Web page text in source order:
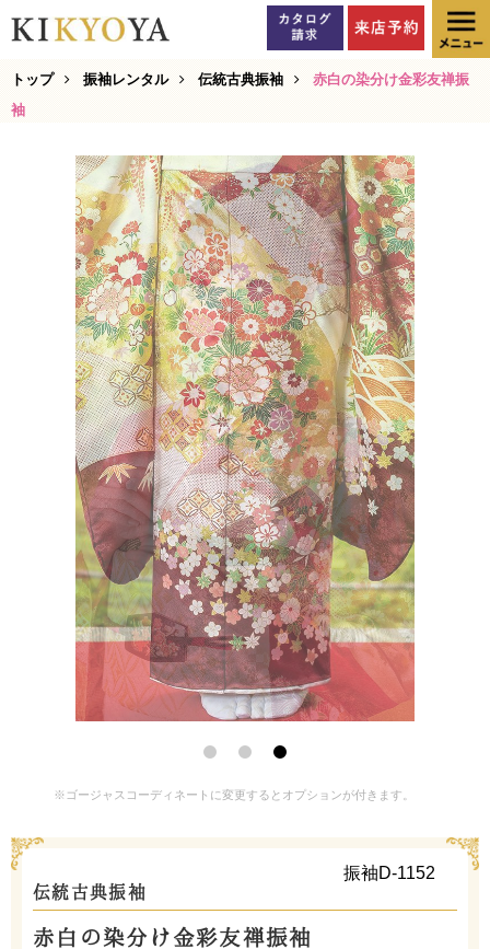
トップ 振袖レンタル 伝統古典振袖
赤白の染分け金彩友禅振
袖
※ゴージャスコーディネートに変更するとオプションが付きます。
振袖D-1152
伝統古典振袖
赤白の染分け金彩友禅振袖